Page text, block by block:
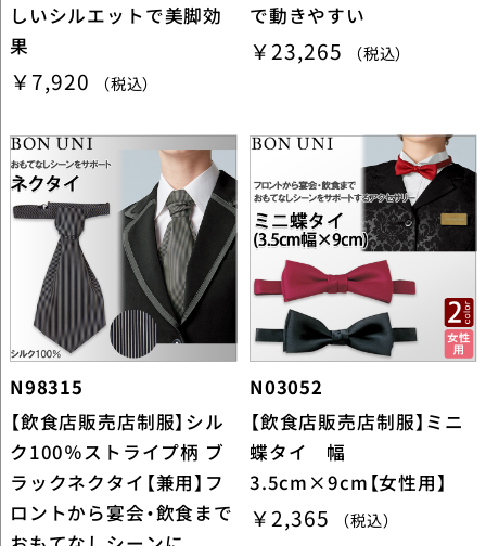
しいシルエットで美脚効
果
￥7,920 （税込）
で動きやすい
￥23,265 （税込）
N98315
【飲食店販売店制服】シル
ク100％ストライプ柄 ブ
ラックネクタイ【兼用】フ
ロントから宴会・飲食まで
N03052
【飲食店販売店制服】ミニ
蝶タイ 幅
3.5cm×9cm【女性用】
￥2,365 （税込）